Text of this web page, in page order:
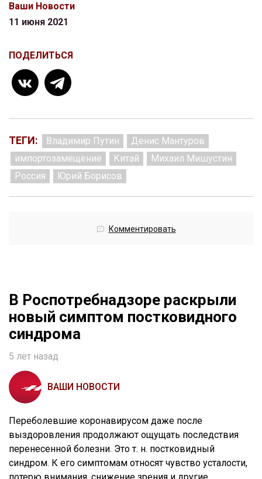
Ваши Новости
11 июня 2021
ПОДЕЛИТЬСЯ
ТЕГИ: Владимир Путин
Денис Мантуров
импортозамещение
Китай
Михаил Мишустин
Россия
Юрий Борисов
Комментировать
В Роспотребнадзоре раскрыли
новый симптом постковидного
синдрома
5 лет назад
ВАШИ НОВОСТИ
Переболевшие коронавирусом даже после
выздоровления продолжают ощущать последствия
перенесенной болезни. Это т. н. постковидный
синдром. К его симптомам относят чувство усталости,